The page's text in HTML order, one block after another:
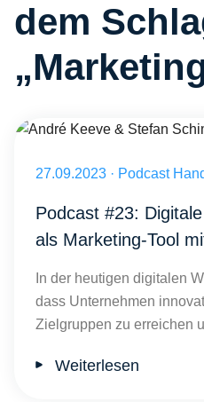
dem
Veröffentlicht am
27.09.2023 · Podcast
Podcast #23:
als Marketing-Tool
In der heutigen digitalen
dass Unternehmen
Zielgruppen zu erreichen
Weiterlesen